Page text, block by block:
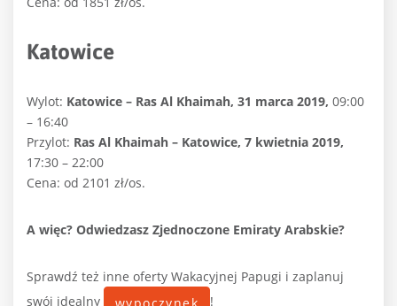
Katowice
Wylot: Katowice – Ras Al Khaimah, 31 marca 2019, 09:00
– 16:40
Przylot: Ras Al Khaimah – Katowice, 7 kwietnia 2019,
17:30 – 22:00
Cena: od 2101 zł/os.
A więc? Odwiedzasz Zjednoczone Emiraty Arabskie?
Sprawdź też inne oferty Wakacyjnej Papugi i zaplanuj
swój idealny
wypoczynek
!